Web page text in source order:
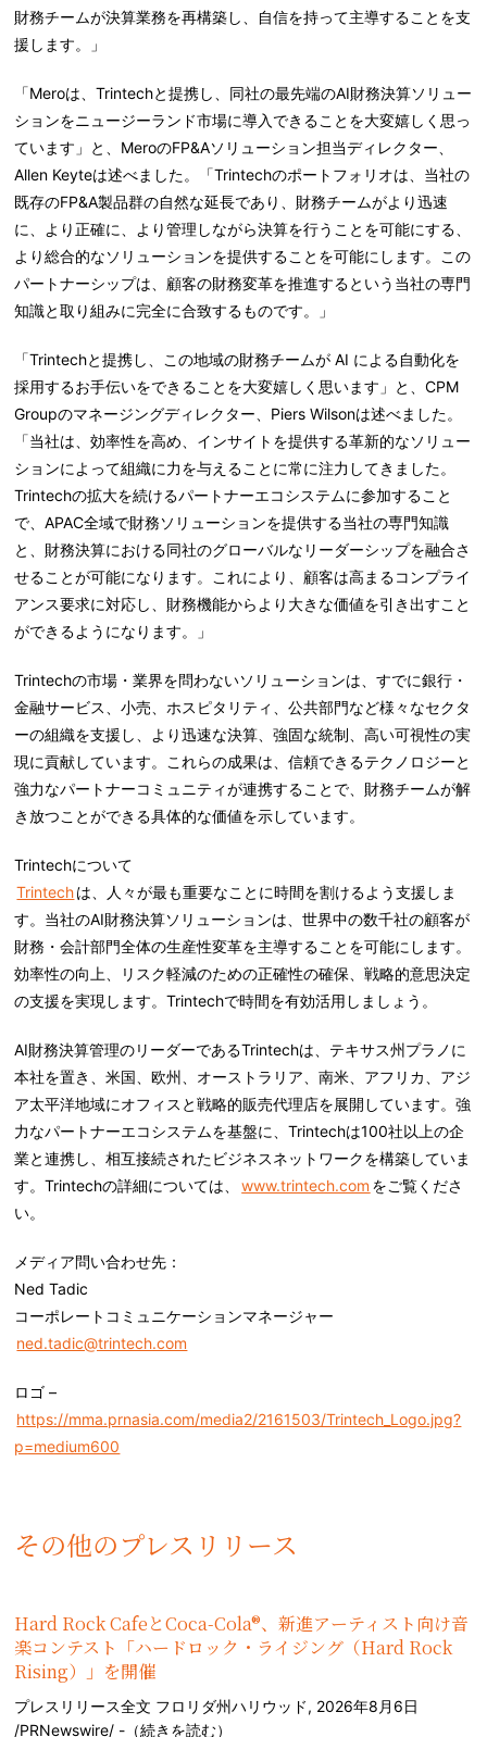
財務チームが決算業務を再構築し、自信を持って主導することを支
援します。」
「Meroは、Trintechと提携し、同社の最先端のAI財務決算ソリュー
ションをニュージーランド市場に導入できることを大変嬉しく思っ
ています」と、MeroのFP&Aソリューション担当ディレクター、
Allen Keyteは述べました。「Trintechのポートフォリオは、当社の
既存のFP&A製品群の自然な延長であり、財務チームがより迅速
に、より正確に、より管理しながら決算を行うことを可能にする、
より総合的なソリューションを提供することを可能にします。この
パートナーシップは、顧客の財務変革を推進するという当社の専門
知識と取り組みに完全に合致するものです。」
「Trintechと提携し、この地域の財務チームが AI による自動化を
採用するお手伝いをできることを大変嬉しく思います」と、CPM
Groupのマネージングディレクター、Piers Wilsonは述べました。
「当社は、効率性を高め、インサイトを提供する革新的なソリュー
ションによって組織に力を与えることに常に注力してきました。
Trintechの拡大を続けるパートナーエコシステムに参加すること
で、APAC全域で財務ソリューションを提供する当社の専門知識
と、財務決算における同社のグローバルなリーダーシップを融合さ
せることが可能になります。これにより、顧客は高まるコンプライ
アンス要求に対応し、財務機能からより大きな価値を引き出すこと
ができるようになります。」
Trintechの市場・業界を問わないソリューションは、すでに銀行・
金融サービス、小売、ホスピタリティ、公共部門など様々なセクタ
ーの組織を支援し、より迅速な決算、強固な統制、高い可視性の実
現に貢献しています。これらの成果は、信頼できるテクノロジーと
強力なパートナーコミュニティが連携することで、財務チームが解
き放つことができる具体的な価値を示しています。
Trintechについて
Trintechは、人々が最も重要なことに時間を割けるよう支援しま
す。当社のAI財務決算ソリューションは、世界中の数千社の顧客が
財務・会計部門全体の生産性変革を主導することを可能にします。
効率性の向上、リスク軽減のための正確性の確保、戦略的意思決定
の支援を実現します。Trintechで時間を有効活用しましょう。
AI財務決算管理のリーダーであるTrintechは、テキサス州プラノに
本社を置き、米国、欧州、オーストラリア、南米、アフリカ、アジ
ア太平洋地域にオフィスと戦略的販売代理店を展開しています。強
力なパートナーエコシステムを基盤に、Trintechは100社以上の企
業と連携し、相互接続されたビジネスネットワークを構築していま
す。Trintechの詳細については、
www.trintech.com をご覧くださ
い。
メディア問い合わせ先：
Ned Tadic
コーポレートコミュニケーションマネージャー
ned.tadic@trintech.com
ロゴ –
https://mma.prnasia.com/media2/2161503/Trintech_Logo.jpg?
p=medium600
その他のプレスリリース
Hard Rock CafeとCoca-Cola®、新進アーティスト向け音
楽コンテスト「ハードロック・ライジング（Hard Rock
Rising）」を開催
プレスリリース全文 フロリダ州ハリウッド, 2026年8月6日
/PRNewswire/ -（続きを読む）